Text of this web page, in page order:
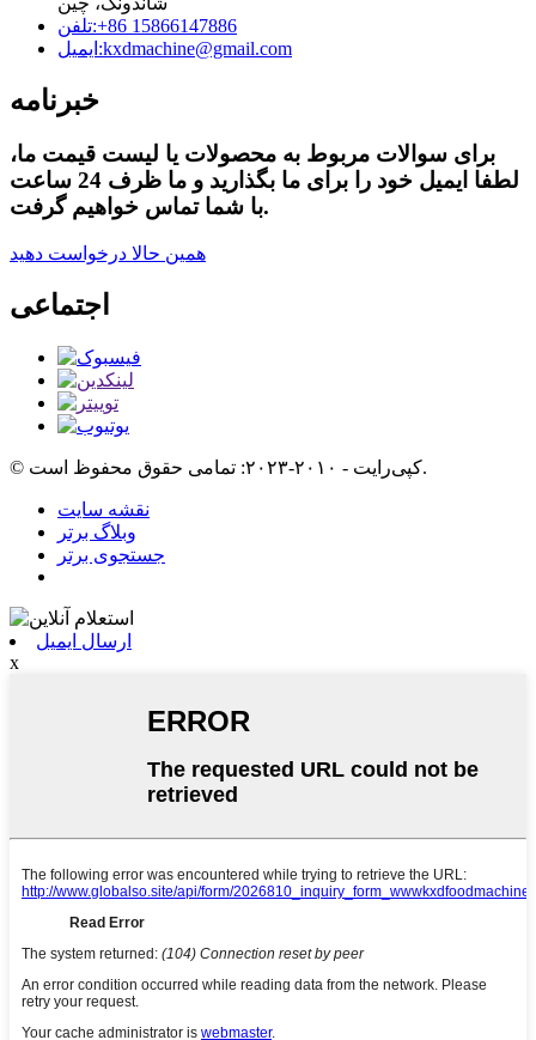
تلفن:‎+86 15866147886‎
ایمیل:kxdmachine@gmail.com
خبرنامه
برای سوالات مربوط به محصولات یا لیست قیمت ما،
لطفا ایمیل خود را برای ما بگذارید و ما ظرف 24 ساعت
با شما تماس خواهیم گرفت.
همین حالا درخواست دهید
اجتماعی
© کپی‌رایت - ۲۰۱۰-۲۰۲۳: تمامی حقوق محفوظ است.
نقشه سایت
وبلاگ برتر
جستجوی برتر
ارسال ایمیل
x